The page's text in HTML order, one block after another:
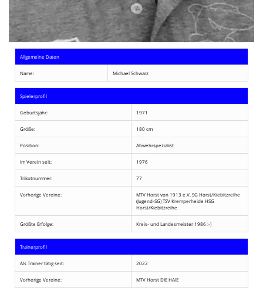
Allgemeine Daten
Name: Michael Schwarz
Spielerprofil
Geburtsjahr: 1971
Größe: 180 cm
Position: Abwehrspezialist
Im Verein seit: 1976
Trikotnummer: 77
Vorherige Vereine:
MTV Horst von 1913 e.V. SG Horst/Kiebitzreihe
(Jugend-SG) TSV Kremperheide HSG
Horst/Kiebitzreihe
Größte Erfolge: Kreis- und Landesmeister 1986 :-)
Trainerprofil
Als Trainer tätig seit: 2022
Vorherige Vereine: MTV Horst DIE HAIE